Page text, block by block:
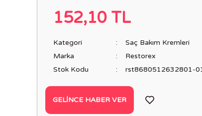
152,10 TL
Kategori
Saç Bakım Kremleri
Marka
Restorex
Stok Kodu
rst8680512632801-
GELINCE HABER VER